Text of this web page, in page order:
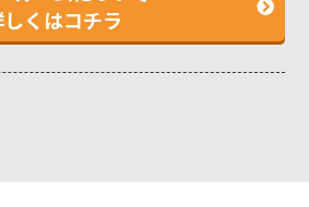
くはコチラ